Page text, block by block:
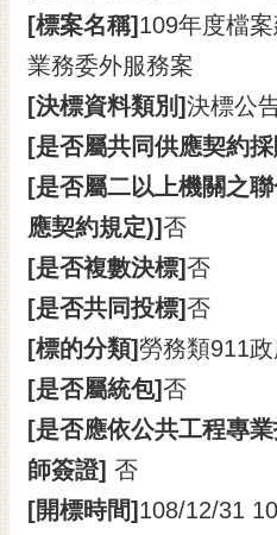
箱
English
日
本
語
隱
私
權
及
安
全
政
策
網
站
資
[標案名稱] 109年度檔
業務委外服務案
[決標資料類別]決標公
[是否屬共同供應契約採
[是否屬二以上機關之
應契約規定)]否
[是否複數決標]否
[是否共同投標]否
[標的分類] 勞務類911
[是否屬統包]否
[是否應依公共工程專
師簽證] 否
[開標時間] 108/12/31